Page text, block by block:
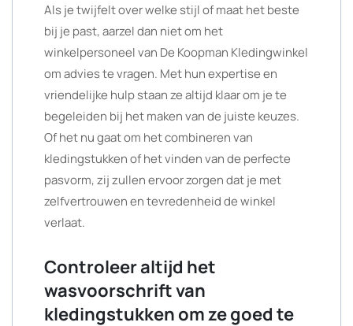
Als je twijfelt over welke stijl of maat het beste
bij je past, aarzel dan niet om het
winkelpersoneel van De Koopman Kledingwinkel
om advies te vragen. Met hun expertise en
vriendelijke hulp staan ze altijd klaar om je te
begeleiden bij het maken van de juiste keuzes.
Of het nu gaat om het combineren van
kledingstukken of het vinden van de perfecte
pasvorm, zij zullen ervoor zorgen dat je met
zelfvertrouwen en tevredenheid de winkel
verlaat.
Controleer altijd het
wasvoorschrift van
kledingstukken om ze goed te